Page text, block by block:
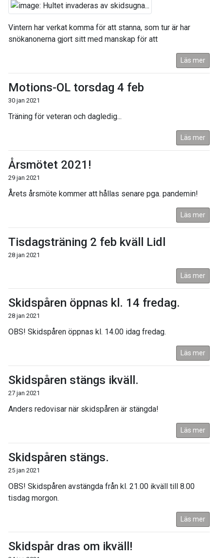
Vintern har verkat komma för att stanna, som tur är har
snökanonerna gjort sitt med manskap för att
Läs mer
Motions-OL torsdag 4 feb
30 jan 2021
Träning för veteran och dagledig...
Läs mer
Årsmötet 2021!
29 jan 2021
Årets årsmöte kommer att hållas senare pga. pandemin!
Läs mer
Tisdagsträning 2 feb kväll Lidl
28 jan 2021
Läs mer
Skidspåren öppnas kl. 14 fredag.
28 jan 2021
OBS! Skidspåren öppnas kl. 14.00 idag fredag.
Läs mer
Skidspåren stängs ikväll.
27 jan 2021
Anders redovisar när skidspåren är stängda!
Läs mer
Skidspåren stängs.
25 jan 2021
OBS! Skidspåren avstängda från kl. 21.00 ikväll till 8.00
tisdag morgon.
Läs mer
Skidspår dras om ikväll!